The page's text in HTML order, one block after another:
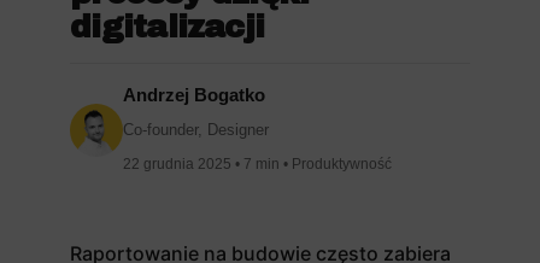
digitalizacji
Andrzej Bogatko
Co-founder, Designer
22 grudnia 2025 • 7 min • Produktywność
Raportowanie na budowie często zabiera